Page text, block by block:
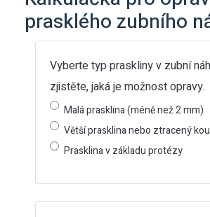
prasklého zubního
Vyberte typ praskliny v zubní
zjistěte, jaká je možnost opravy.
Malá prasklina (méně než 2 mm)
Větší prasklina nebo ztracený
Prasklina v základu protézy